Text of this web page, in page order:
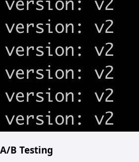
A/B Testing